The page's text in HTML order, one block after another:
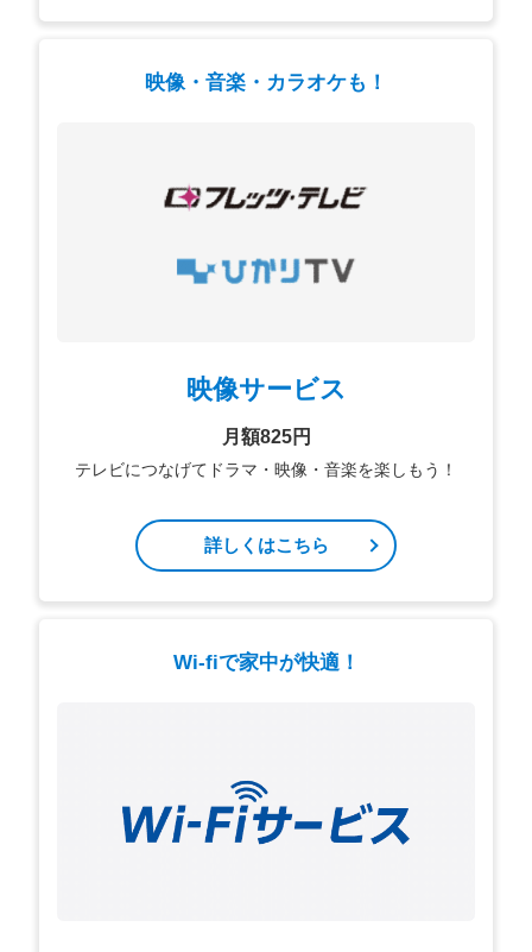
映像・音楽・カラオケも！
映像サービス
月額825円
テレビにつなげてドラマ・映像・音楽を楽しもう！
詳しくはこちら
Wi-fiで家中が快適！